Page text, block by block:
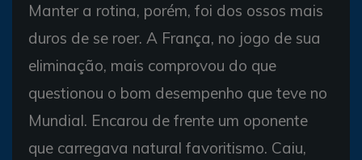
Manter a rotina, porém, foi dos ossos mais
duros de se roer. A França, no jogo de sua
eliminação, mais comprovou do que
questionou o bom desempenho que teve no
Mundial. Encarou de frente um oponente
que carregava natural favoritismo. Caiu,